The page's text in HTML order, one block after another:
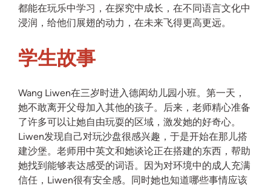
都能在玩乐中学习，在探究中成长，在不同语言文化中
浸润，给他们展翅的动力，在未来飞得更高更远。
学生故事
Wang Liwen在三岁时进入德闳幼儿园小班。第一天，
她不敢离开父母加入其他的孩子。后来，老师精心准备
了许多可以让她自由玩耍的区域，激发她的好奇心。
Liwen发现自己对玩沙盘很感兴趣，于是开始在那儿搭
建沙堡。老师用中英文和她谈论正在搭建的东西，帮助
她找到能够表达感受的词语。因为对环境中的成人充满
信任，Liwen很有安全感。同时她也知道哪些事情应该